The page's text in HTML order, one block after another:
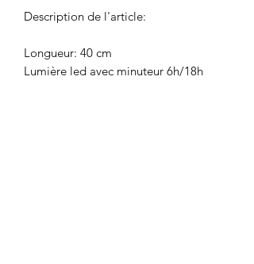
Description de l'article:
Longueur: 40 cm
Lumière led avec minuteur 6h/18h